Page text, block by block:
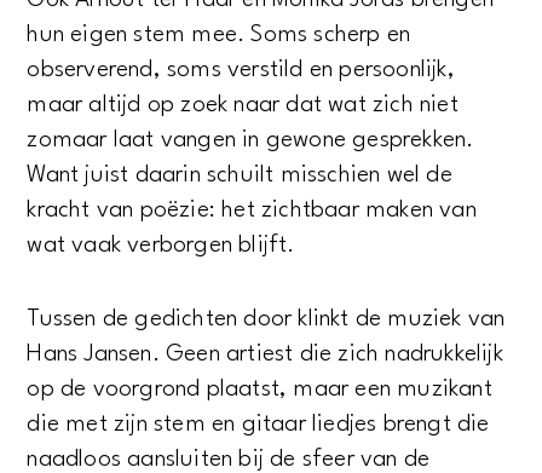
hun eigen stem mee. Soms scherp en
observerend, soms verstild en persoonlijk,
maar altijd op zoek naar dat wat zich niet
zomaar laat vangen in gewone gesprekken.
Want juist daarin schuilt misschien wel de
kracht van poëzie: het zichtbaar maken van
wat vaak verborgen blijft.
Tussen de gedichten door klinkt de muziek van
Hans Jansen. Geen artiest die zich nadrukkelijk
op de voorgrond plaatst, maar een muzikant
die met zijn stem en gitaar liedjes brengt die
naadloos aansluiten bij de sfeer van de